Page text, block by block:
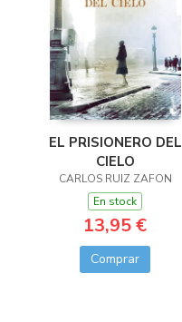
EL PRISIONERO DEL
CIELO
CARLOS RUIZ ZAFON
En stock
13,95 €
Comprar